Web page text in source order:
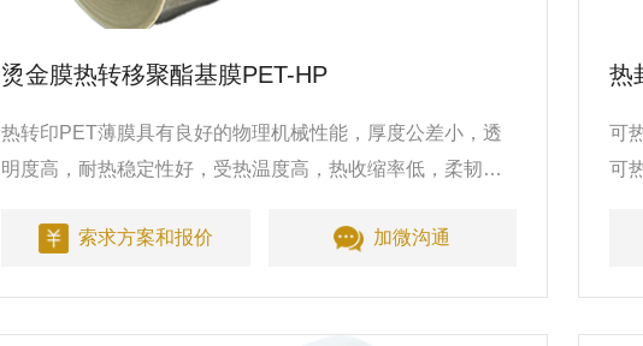
烫金膜热转移聚酯基膜PET-HP
热转印PET薄膜具有良好的物理机械性能，厚度公差小，透
明度高，耐热稳定性好，受热温度高，热收缩率低，柔韧性
索求方案和报价
加微沟通
热
可
可